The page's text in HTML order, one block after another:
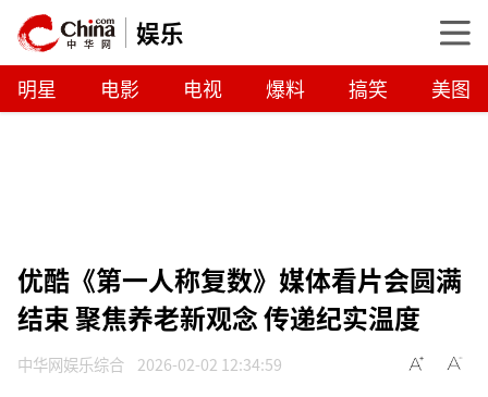
娱乐
明星 电影 电视 爆料 搞笑 美图
优酷《第一人称复数》媒体看片会圆满
结束 聚焦养老新观念 传递纪实温度
中华网娱乐综合 2026-02-02 12:34:59